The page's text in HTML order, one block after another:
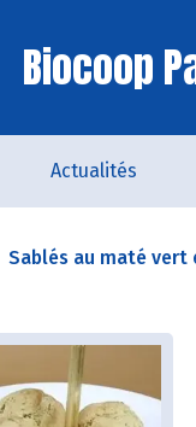
Biocoop
Actualités
Sablés au maté vert